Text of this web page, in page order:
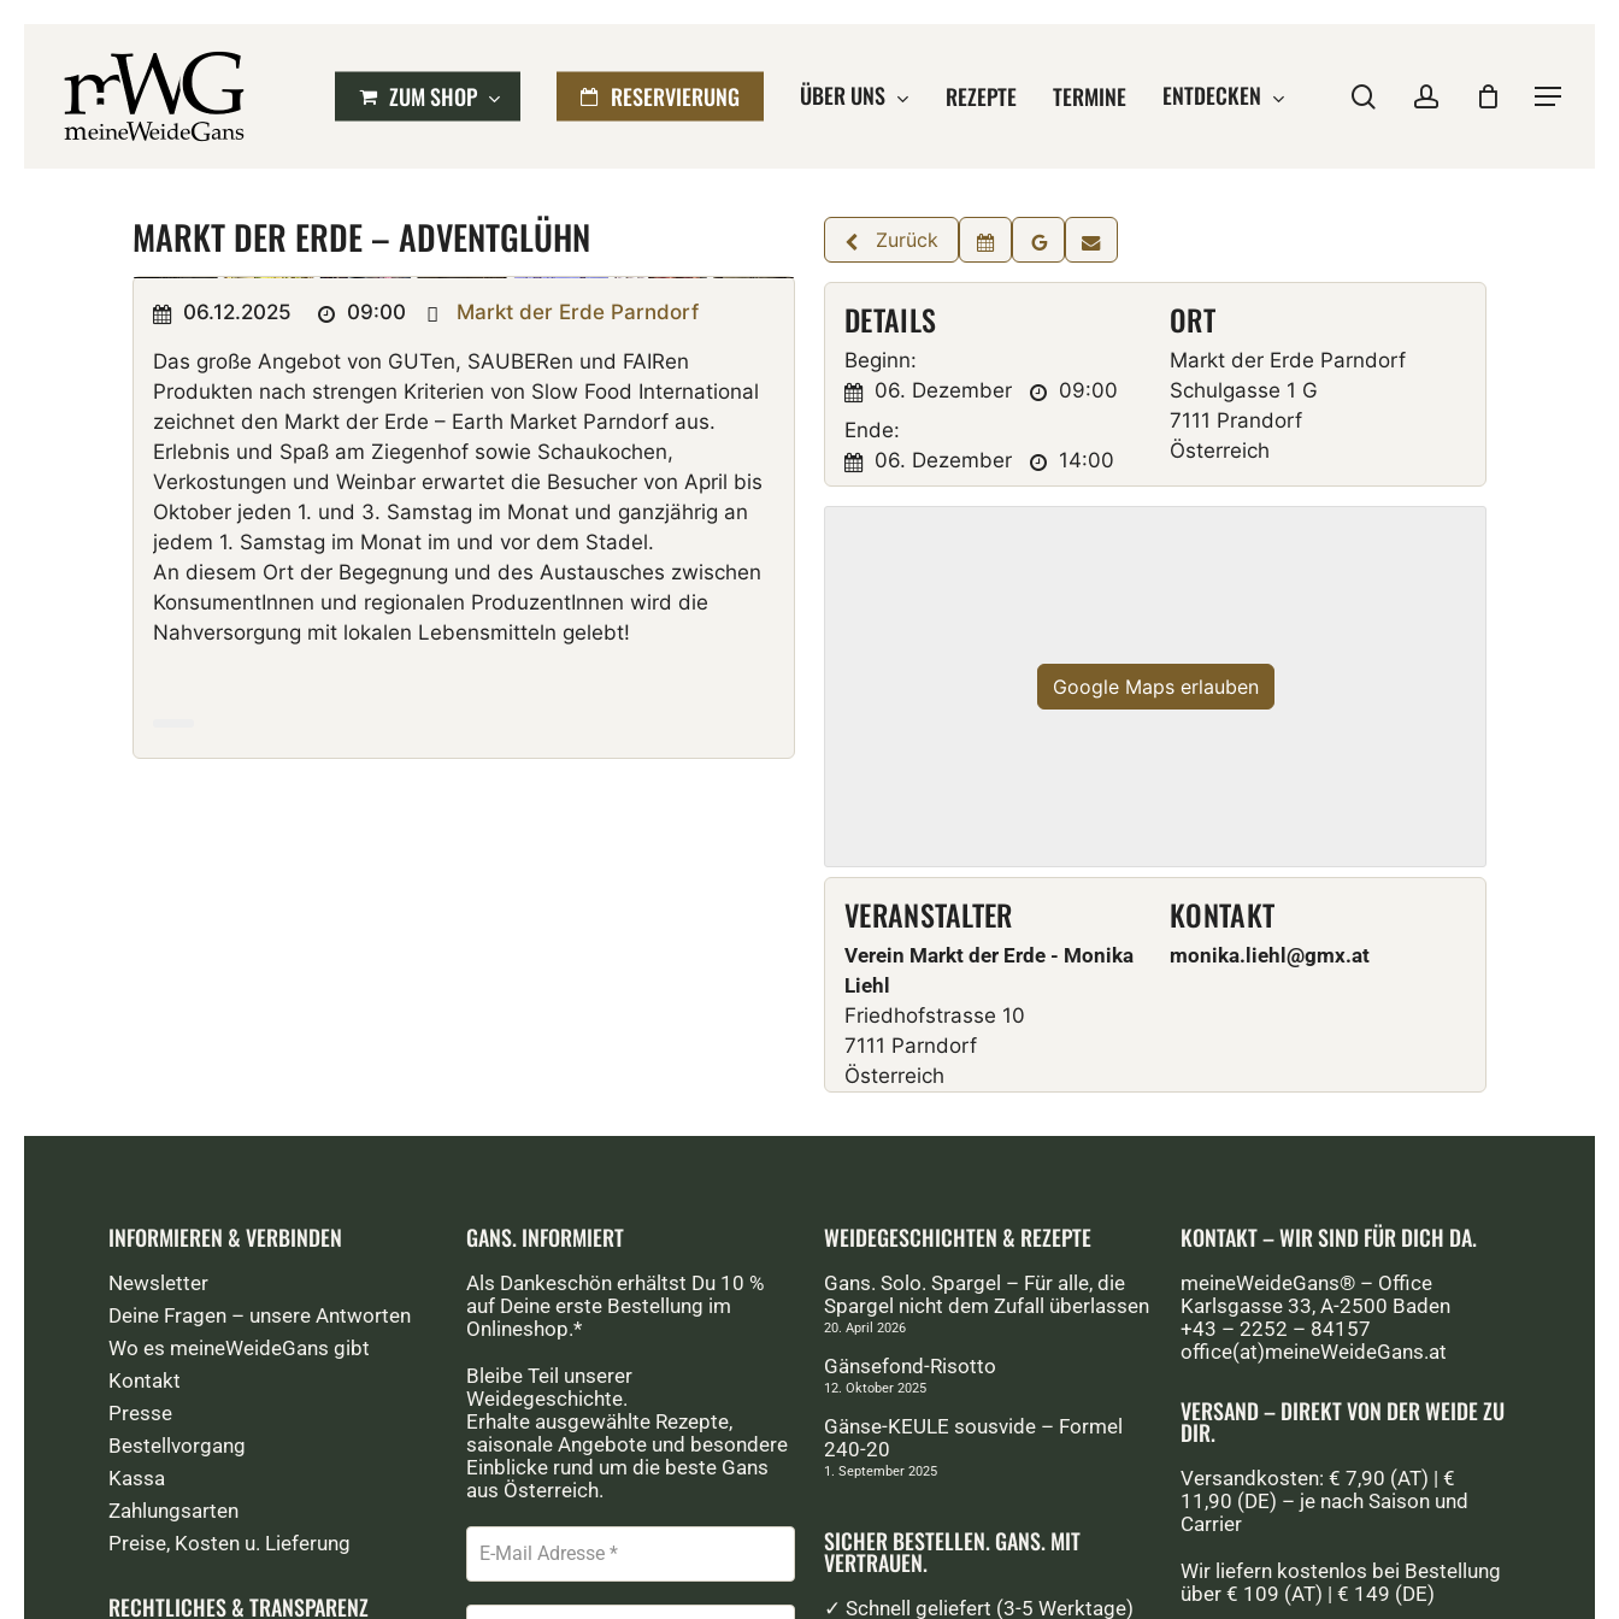
content
Drücke ENTER, um zu suchen, oder ESC, um zu schließen
ZUM SHOP RESERVIERUNG ÜBER UNS REZEPTE TERMINE ENTDECKEN Sucheaccount Menu
MARKT DER ERDE – ADVENTGLÜHN
06.12.2025 09:00 Markt der Erde Parndorf
Das große Angebot von GUTen, SAUBERen und FAIRen
Produkten nach strengen Kriterien von Slow Food International
zeichnet den Markt der Erde – Earth Market Parndorf aus.
Erlebnis und Spaß am Ziegenhof sowie Schaukochen,
Verkostungen und Weinbar erwartet die Besucher von April bis
Oktober jeden 1. und 3. Samstag im Monat und ganzjährig an
jedem 1. Samstag im Monat im und vor dem Stadel.
An diesem Ort der Begegnung und des Austausches zwischen
KonsumentInnen und regionalen ProduzentInnen wird die
Nahversorgung mit lokalen Lebensmitteln gelebt!
Zurück
DETAILS
Beginn:
06. Dezember
09:00
Ende:
06. Dezember
14:00
ORT
Markt der Erde Parndorf
Schulgasse 1 G
7111 Prandorf
Österreich
Google Maps erlauben
VERANSTALTER
Verein Markt der Erde - Monika
Liehl
Friedhofstrasse 10
7111 Parndorf
Österreich
KONTAKT
monika.liehl@gmx.at
INFORMIEREN & VERBINDEN
Newsletter
Deine Fragen – unsere Antworten
Wo es meineWeideGans gibt
Kontakt
Presse
Bestellvorgang
Kassa
Zahlungsarten
Preise, Kosten u. Lieferung
RECHTLICHES & TRANSPARENZ
GANS. INFORMIERT
Als Dankeschön erhältst Du 10 %
auf Deine erste Bestellung im
Onlineshop.*
Bleibe Teil unserer
Weidegeschichte.
Erhalte ausgewählte Rezepte,
saisonale Angebote und besondere
Einblicke rund um die beste Gans
aus Österreich.
WEIDEGESCHICHTEN & REZEPTE
Gans. Solo. Spargel – Für alle, die
Spargel nicht dem Zufall überlassen
20. April 2026
Gänsefond-Risotto
12. Oktober 2025
Gänse-KEULE sousvide – Formel
240-20
1. September 2025
SICHER BESTELLEN. GANS. MIT
VERTRAUEN.
✓ Schnell geliefert (3-5 Werktage)
KONTAKT – WIR SIND FÜR DICH DA.
meineWeideGans® – Office
Karlsgasse 33, A-2500 Baden
+43 – 2252 – 84157
office(at)meineWeideGans.at
VERSAND – DIREKT VON DER WEIDE ZU
DIR.
Versandkosten: € 7,90 (AT) | €
11,90 (DE) – je nach Saison und
Carrier
Wir liefern kostenlos bei Bestellung
über € 109 (AT) | € 149 (DE)